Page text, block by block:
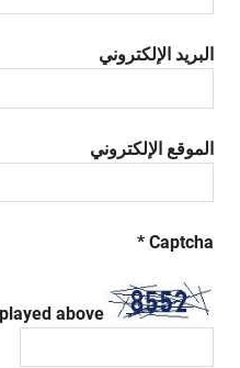
البريد الإلكتروني
الموقع الإلكتروني
Captcha
*
above: